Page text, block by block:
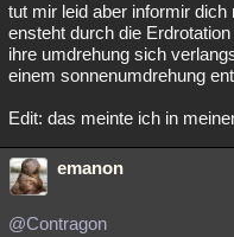
tut mir leid aber informir
ensteht durch die
ihre umdrehung sich
einem sonnenumdrehung
Edit: das meinte ich in
emanon
@Contragon